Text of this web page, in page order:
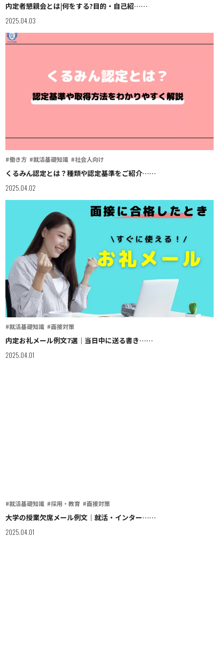
内定者懇親会とは|何をする?目的・自己紹……
2025.04.03
#働き方 #就活基礎知識 #社会人向け
くるみん認定とは？種類や認定基準をご紹介……
2025.04.02
#就活基礎知識 #面接対策
内定お礼メール例文7選｜当日中に送る書き……
2025.04.01
#就活基礎知識 #採用・教育 #面接対策
大学の授業欠席メール例文｜就活・インター……
2025.04.01